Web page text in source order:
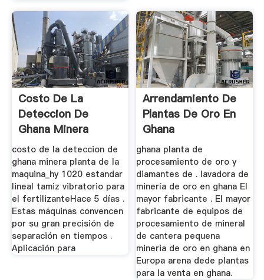
Costo De La
Deteccion De
Ghana Minera
Planta De La
Maquina
costo de la deteccion de
ghana minera planta de la
maquina_hy 1020 estandar
lineal tamiz vibratorio para
el fertilizanteHace 5 días .
Estas máquinas convencen
por su gran precisión de
separación en tiempos .
Aplicación para
Arrendamiento De
Plantas De Oro En
Ghana
ghana planta de
procesamiento de oro y
diamantes de . lavadora de
minería de oro en ghana El
mayor fabricante . El mayor
fabricante de equipos de
procesamiento de mineral
de cantera pequena
mineria de oro en ghana en
Europa arena dede plantas
para la venta en ghana.